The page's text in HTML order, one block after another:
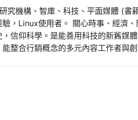
究機構、智庫、科技、平面媒體 (書
，Linux使用者。 關心時事、經濟
信仰科學。是能善用科技的新舊媒
整合行銷概念的多元內容工作者與創